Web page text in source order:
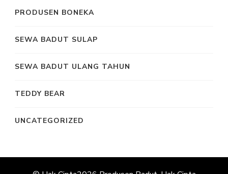
PRODUSEN BONEKA
SEWA BADUT SULAP
SEWA BADUT ULANG TAHUN
TEDDY BEAR
UNCATEGORIZED